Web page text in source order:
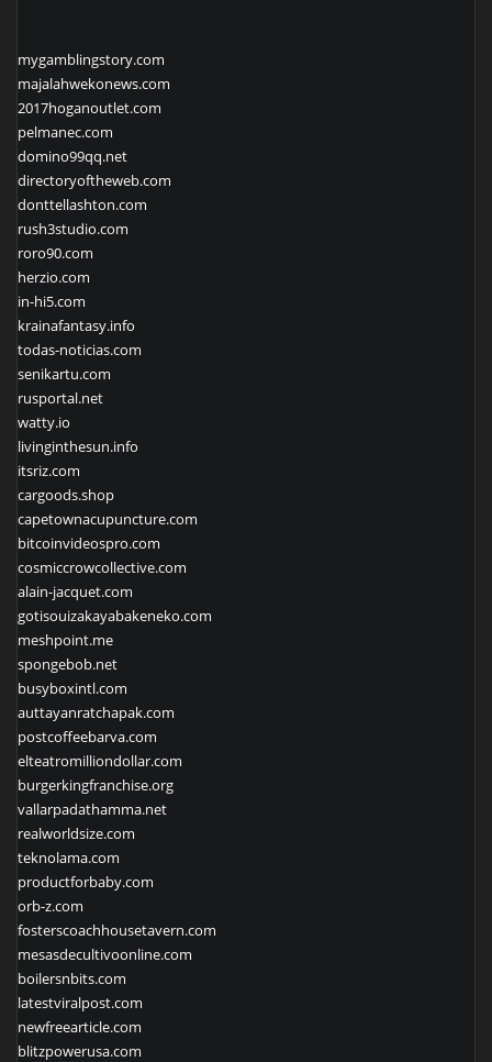
mygamblingstory.com
majalahwekonews.com
2017hoganoutlet.com
pelmanec.com
domino99qq.net
directoryoftheweb.com
donttellashton.com
rush3studio.com
roro90.com
herzio.com
in-hi5.com
krainafantasy.info
todas-noticias.com
senikartu.com
rusportal.net
watty.io
livinginthesun.info
itsriz.com
cargoods.shop
capetownacupuncture.com
bitcoinvideospro.com
cosmiccrowcollective.com
alain-jacquet.com
gotisouizakayabakeneko.com
meshpoint.me
spongebob.net
busyboxintl.com
auttayanratchapak.com
postcoffeebarva.com
elteatromilliondollar.com
burgerkingfranchise.org
vallarpadathamma.net
realworldsize.com
teknolama.com
productforbaby.com
orb-z.com
fosterscoachhousetavern.com
mesasdecultivoonline.com
boilersnbits.com
latestviralpost.com
newfreearticle.com
blitzpowerusa.com